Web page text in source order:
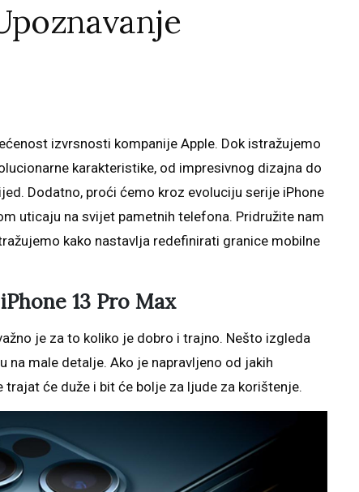
izvrsnosti kompanije Apple. Dok istražujemo
karakteristike, od impresivnog dizajna do
Dodatno, proći ćemo kroz evoluciju serije iPhone
uticaju na svijet pametnih telefona. Pridružite nam
kako nastavlja redefinirati granice mobilne
13 Pro Max
je za to koliko je dobro i trajno. Nešto izgleda
na male detalje. Ako je napravljeno od jakih
trajat će duže i bit će bolje za ljude za korištenje.